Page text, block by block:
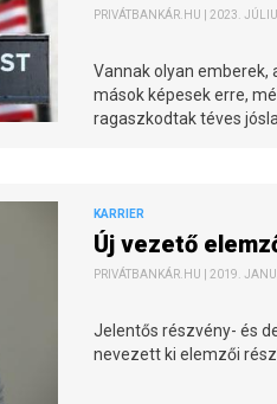
PRIVÁTBANKÁR.HU | 2023.
Vannak olyan emberek,
mások képesek erre,
ragaszkodtak téves
KARRIER
Új vezető
PRIVÁTBANKÁR.HU | 2019.
Jelentős részvény- és
nevezett ki elemzői